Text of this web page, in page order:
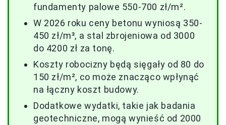
fundamenty palowe 550-700 zł/m².
W 2026 roku ceny betonu wyniosą 350-
450 zł/m³, a stal zbrojeniowa od 3000
do 4200 zł za tonę.
Koszty robocizny będą sięgały od 80 do
150 zł/m², co może znacząco wpłynąć
na łączny koszt budowy.
Dodatkowe wydatki, takie jak badania
geotechniczne, mogą wynieść od 2000